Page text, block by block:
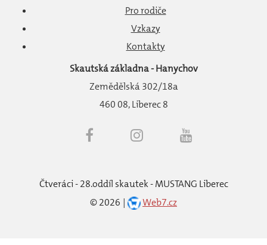
Pro rodiče
Vzkazy
Kontakty
Skautská základna - Hanychov
Zemědělská 302/18a
460 08, Liberec 8
Čtveráci - 28.oddíl skautek - MUSTANG Liberec
©2026 Web7.cz